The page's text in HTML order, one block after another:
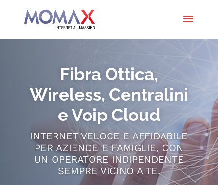
Fibra Ottica,
Wireless, Centralini
e Voip Cloud
INTERNET VELOCE E AFFIDABILE
PER AZIENDE E FAMIGLIE, CON
UN OPERATORE INDIPENDENTE
SEMPRE VICINO A TE.